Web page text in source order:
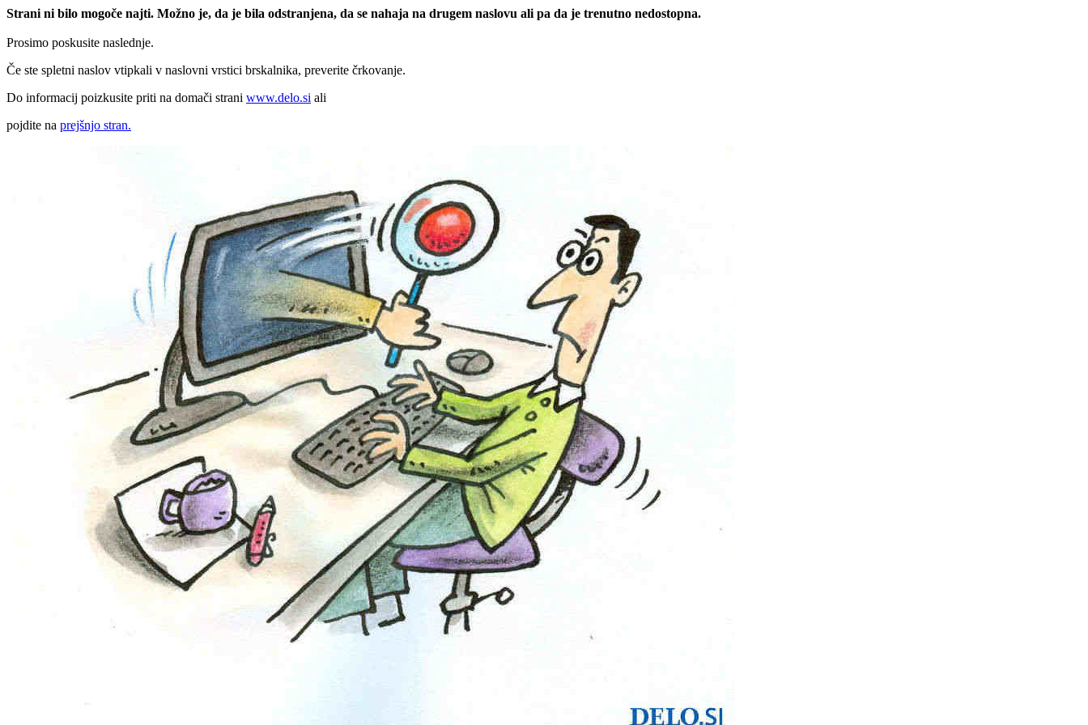
Strani ni bilo mogoče najti. Možno je, da je bila odstranjena, da se nahaja na drugem naslovu ali pa da je trenutno nedostopna.
Prosimo poskusite naslednje.
Če ste spletni naslov vtipkali v naslovni vrstici brskalnika, preverite črkovanje.
Do informacij poizkusite priti na domači strani www.delo.si ali
pojdite na prejšnjo stran.